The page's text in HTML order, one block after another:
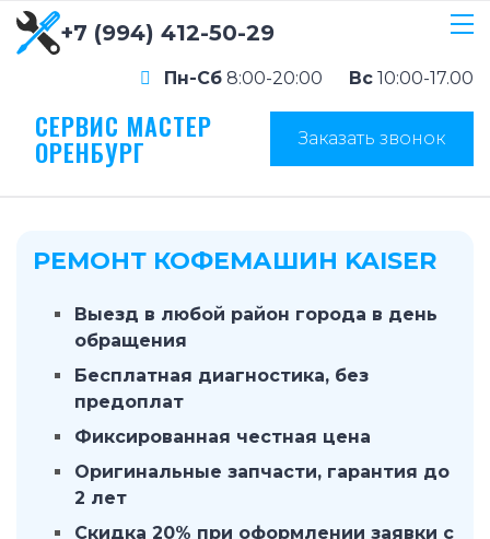
+7 (994) 412-50-29
Пн-Сб 8:00-20:00 Вс 10:00-17.00
СЕРВИС МАСТЕР
ОРЕНБУРГ Заказать звонок
РЕМОНТ КОФЕМАШИН KAISER
Выезд в любой район города в день
обращения
Бесплатная диагностика, без
предоплат
Фиксированная честная цена
Оригинальные запчасти, гарантия до
2 лет
Скидка 20% при оформлении заявки с